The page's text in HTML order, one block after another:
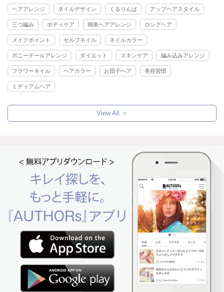
ヘアアレンジ ネイルデザイン くるりんぱ アップヘアスタイル
三つ編み ボディケア 簡単ヘアアレンジ ロングヘア
メイクポイント セルフネイル ネイルカラー
ポニーテールアレンジ ダイエット スキンケア 編み込みアレンジ
フラワーネイル ヘアカラー お団子ヘア 美容習慣
ミディアムヘア
View All ＞